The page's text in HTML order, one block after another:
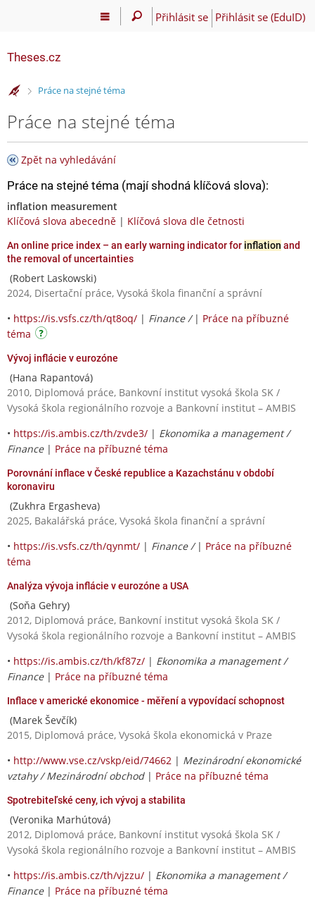
Přihlásit se Přihlásit se (EduID)
Theses.cz
>Práce na stejné téma
Práce na stejné téma
Zpět na vyhledávání
Práce na stejné téma (mají shodná klíčová slova):
inflation measurement
Klíčová slova abecedně | Klíčová slova dle četnosti
An online price index – an early warning indicator for inflation and
the removal of uncertainties
(Robert Laskowski)
2024, Disertační práce, Vysoká škola finanční a správní
• https://is.vsfs.cz/th/qt8oq/ | Finance / | Práce na příbuzné
téma
Vývoj inflácie v eurozóne
(Hana Rapantová)
2010, Diplomová práce, Bankovní institut vysoká škola SK /
Vysoká škola regionálního rozvoje a Bankovní institut – AMBIS
• https://is.ambis.cz/th/zvde3/ | Ekonomika a management /
Finance| Práce na příbuzné téma
Porovnání inflace v České republice a Kazachstánu v období
koronaviru
(Zukhra Ergasheva)
2025, Bakalářská práce, Vysoká škola finanční a správní
• https://is.vsfs.cz/th/qynmt/ | Finance / | Práce na příbuzné
téma
Analýza vývoja inflácie v eurozóne a USA
(Soňa Gehry)
2012, Diplomová práce, Bankovní institut vysoká škola SK /
Vysoká škola regionálního rozvoje a Bankovní institut – AMBIS
• https://is.ambis.cz/th/kf87z/ | Ekonomika a management /
Finance| Práce na příbuzné téma
Inflace v americké ekonomice - měření a vypovídací schopnost
(Marek Ševčík)
2015, Diplomová práce, Vysoká škola ekonomická v Praze
• http://www.vse.cz/vskp/eid/74662 | Mezinárodní ekonomické
vztahy / Mezinárodní obchod| Práce na příbuzné téma
Spotrebiteľské ceny, ich vývoj a stabilita
(Veronika Marhútová)
2012, Diplomová práce, Bankovní institut vysoká škola SK /
Vysoká škola regionálního rozvoje a Bankovní institut – AMBIS
• https://is.ambis.cz/th/vjzzu/ | Ekonomika a management /
Finance| Práce na příbuzné téma